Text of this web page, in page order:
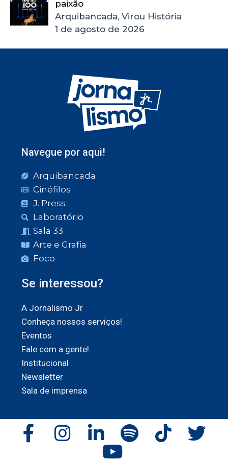
paixão
Arquibancada, Virou História
1 de agosto de 2026
Navegue por aqui!
Arquibancada
Cinéfilos
J. Press
Laboratório
Sala 33
Arte e Grafia
Foco
Se interessou?
A Jornalismo Jr
Conheça nossos serviços!
Eventos
Fale com a gente!
Institucional
Newsletter
Sala de imprensa